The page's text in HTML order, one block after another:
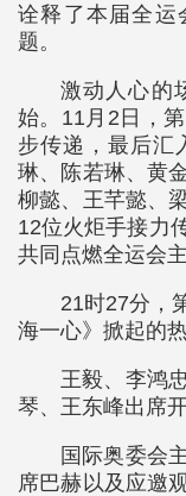
诠释了本届全运
题。
激动人心的
始。11月2日，
步传递，最后汇
琳、陈若琳、黄
柳懿、王芊懿、
12位火炬手接力
共同点燃全运会主
21时27分，
海一心》掀起的
王毅、李鸿
琴、王东峰出席开
国际奥委会
席巴赫以及应邀